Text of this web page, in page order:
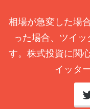
相場が急変した場
った場合、ツイ
す。株式投資に関
イッタ